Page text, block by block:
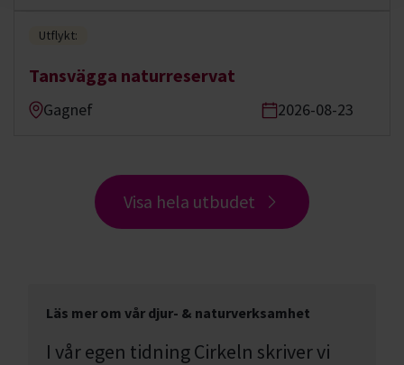
Utflykt:
Tansvägga naturreservat
Gagnef 2026-08-23
Visa hela utbudet
Läs mer om vår djur- & naturverksamhet
I vår egen tidning Cirkeln skriver vi